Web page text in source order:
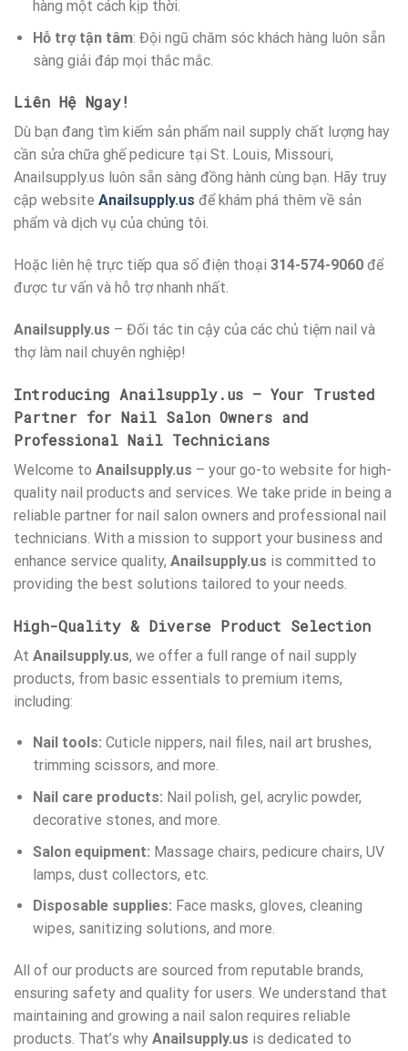
hàng một cách kịp thời.
Hỗ trợ tận tâm: Đội ngũ chăm sóc khách hàng luôn sẵn
sàng giải đáp mọi thắc mắc.
Liên Hệ Ngay!
Dù bạn đang tìm kiếm sản phẩm nail supply chất lượng hay
cần sửa chữa ghế pedicure tại St. Louis, Missouri,
Anailsupply.us luôn sẵn sàng đồng hành cùng bạn. Hãy truy
cập website Anailsupply.us để khám phá thêm về sản
phẩm và dịch vụ của chúng tôi.
Hoặc liên hệ trực tiếp qua số điện thoại 314-574-9060 để
được tư vấn và hỗ trợ nhanh nhất.
Anailsupply.us – Đối tác tin cậy của các chủ tiệm nail và
thợ làm nail chuyên nghiệp!
Introducing Anailsupply.us – Your Trusted
Partner for Nail Salon Owners and
Professional Nail Technicians
Welcome to Anailsupply.us – your go-to website for high-
quality nail products and services. We take pride in being a
reliable partner for nail salon owners and professional nail
technicians. With a mission to support your business and
enhance service quality, Anailsupply.us is committed to
providing the best solutions tailored to your needs.
High-Quality & Diverse Product Selection
At Anailsupply.us, we offer a full range of nail supply
products, from basic essentials to premium items,
including:
Nail tools: Cuticle nippers, nail files, nail art brushes,
trimming scissors, and more.
Nail care products: Nail polish, gel, acrylic powder,
decorative stones, and more.
Salon equipment: Massage chairs, pedicure chairs, UV
lamps, dust collectors, etc.
Disposable supplies: Face masks, gloves, cleaning
wipes, sanitizing solutions, and more.
All of our products are sourced from reputable brands,
ensuring safety and quality for users. We understand that
maintaining and growing a nail salon requires reliable
products. That’s why Anailsupply.us is dedicated to